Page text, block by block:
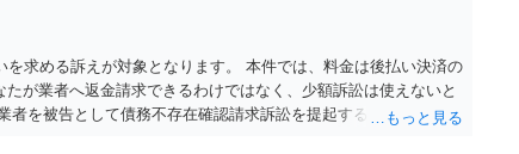
別席であったりすれば、判断は変わってくるかもしれません。
する特定興行入場券に該当し、券面上使用者が指定されている
ない場合もあるでしょう。 このように、本件の紛争は、法的に
かを追求した解決が必要になると思われます。なかなか難しい
なるかもしれません。
を求める訴えが対象となります。 本件では、料金は後払い決済の
が業者へ返金請求できるわけではなく、少額訴訟は使えないと
者を被告として債務不存在確認請求訴訟を提起することも考えら